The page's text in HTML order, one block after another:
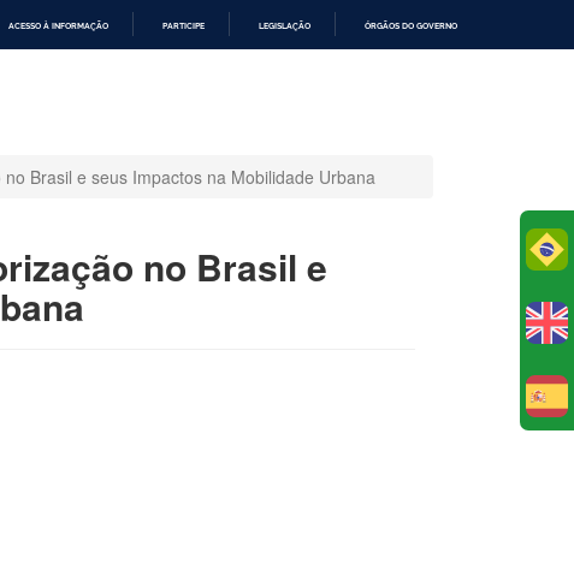
ACESSO À INFORMAÇÃO PARTICIPE LEGISLAÇÃO ÓRGÃOS DO GOVERNO
Brasil e seus Impactos na Mobilidade Urbana
no Brasil e